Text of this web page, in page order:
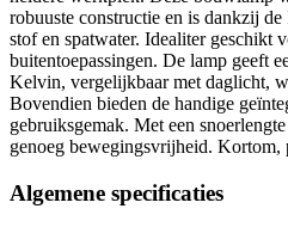
robuuste constructie en is dankzij
stof en spatwater. Idealiter geschikt
buitentoepassingen. De lamp geeft
Kelvin, vergelijkbaar met daglicht,
Bovendien bieden de handige
gebruiksgemak. Met een
genoeg bewegingsvrijheid. Kortom,
Algemene specificaties